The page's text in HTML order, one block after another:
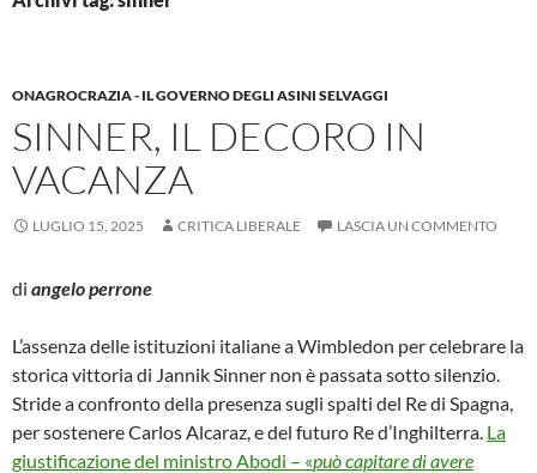
ONAGROCRAZIA - IL GOVERNO DEGLI ASINI SELVAGGI
SINNER, IL DECORO IN
VACANZA
LUGLIO 15, 2025 CRITICA LIBERALE LASCIA UN COMMENTO
di angelo perrone
L’assenza delle istituzioni italiane a Wimbledon per celebrare la
storica vittoria di Jannik Sinner non è passata sotto silenzio.
Stride a confronto della presenza sugli spalti del Re di Spagna,
per sostenere Carlos Alcaraz, e del futuro Re d’Inghilterra. La
giustificazione del ministro Abodi – «può capitare di avere